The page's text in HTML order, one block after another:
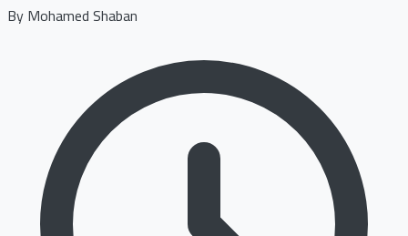
ByMohamed Shaban